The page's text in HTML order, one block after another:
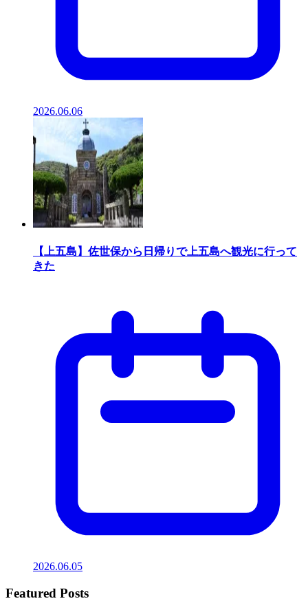
2026.06.06
【上五島】佐世保から日帰りで上五島へ観光に行って
きた
2026.06.05
Featured Posts